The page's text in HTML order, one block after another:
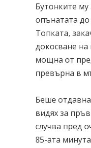
Бутонките му
опънатата до
Топката,
докосване на
мощна от
превърна в
Беше
видях за
случва пред
85-ата